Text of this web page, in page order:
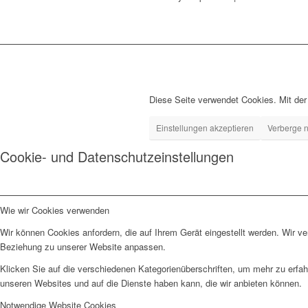
Diese Seite verwendet Cookies. Mit
Einstellungen akzeptieren Verberge
Cookie- und Datenschutzeinstellungen
Wie wir Cookies verwenden
Wir können Cookies anfordern, die auf Ihrem Gerät eingestellt werden. Wir
Beziehung zu unserer Website anpassen.
Klicken Sie auf die verschiedenen Kategorienüberschriften, um mehr zu
unseren Websites und auf die Dienste haben kann, die wir anbieten können.
Notwendige Website Cookies